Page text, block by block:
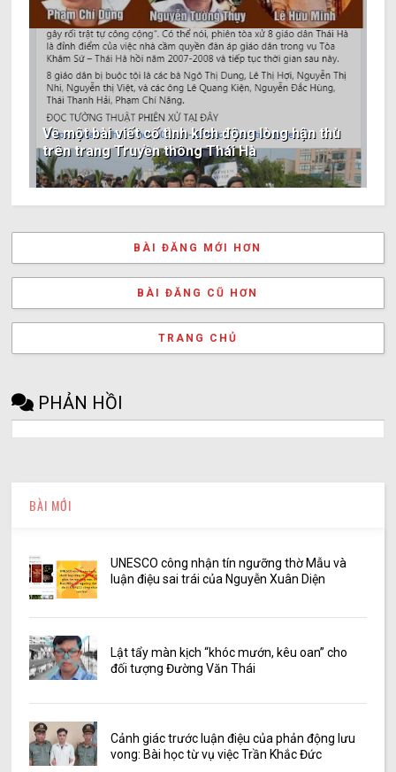
Về một bài viết cố tình kích động lòng hận thù
trên trang Truyền thông Thái Hà
BÀI ĐĂNG MỚI HƠN
BÀI ĐĂNG CŨ HƠN
TRANG CHỦ
PHẢN HỒI
BÀI MỚI
UNESCO công nhận tín ngưỡng thờ Mẫu và
luận điệu sai trái của Nguyễn Xuân Diện
Lật tẩy màn kịch “khóc mướn, kêu oan” cho
đối tượng Đường Văn Thái
Cảnh giác trước luận điệu của phản động lưu
vong: Bài học từ vụ việc Trần Khắc Đức